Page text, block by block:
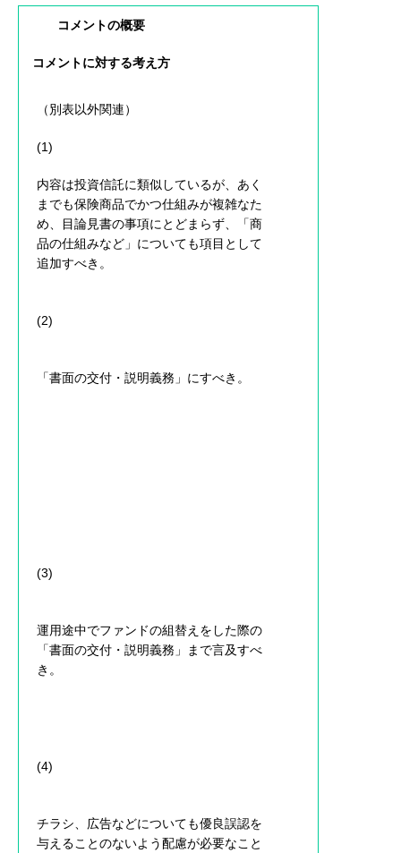
コメントの概要
コメントに対する考え方
（別表以外関連）
(1)
内容は投資信託に類似しているが、あく
までも保険商品でかつ仕組みが複雑なた
め、目論見書の事項にとどまらず、「商
品の仕組みなど」についても項目として
追加すべき。
(2)
「書面の交付・説明義務」にすべき。
(3)
運用途中でファンドの組替えをした際の
「書面の交付・説明義務」まで言及すべ
き。
(4)
チラシ、広告などについても優良誤認を
与えることのないよう配慮が必要なこと